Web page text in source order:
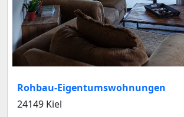
Rohbau-Eigentumswohnungen
24149 Kiel